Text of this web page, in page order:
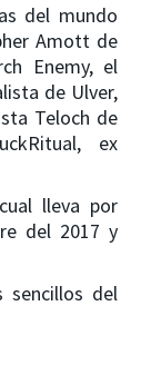
del mundo
Amott de
Enemy, el
de Ulver,
Teloch de
ex
lleva por
del 2017 y
sencillos del